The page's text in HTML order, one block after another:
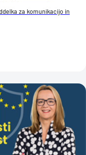
za komunikacijo in